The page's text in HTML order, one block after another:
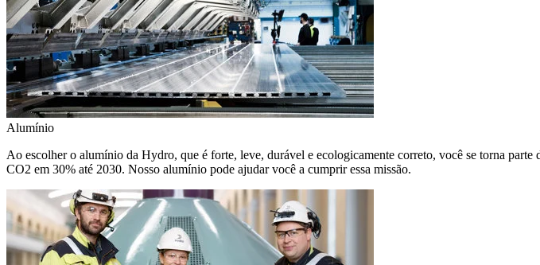
Alumínio
Ao escolher o alumínio da Hydro, que é forte, leve, durável e ecologicamente correto, você se torna
CO2 em 30% até 2030. Nosso alumínio pode ajudar você a cumprir essa missão.